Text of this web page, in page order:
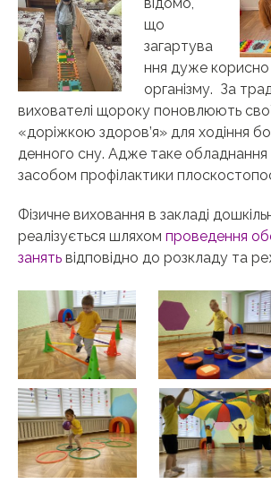
що
загартува
ння дуже корисно
організму. За
вихователі щороку поновлюють
«доріжкою здоров’я» для ходіння
денного сну. Адже таке обладнання
засобом профілактики
Фізичне виховання в закладі
реалізується шляхом проведення
занять відповідно до розкладу та